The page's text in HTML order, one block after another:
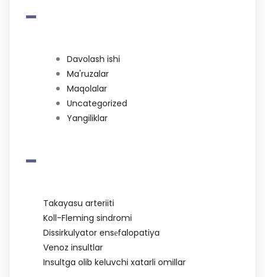
-
Davolash ishi
Ma'ruzalar
Maqolalar
Uncategorized
Yangiliklar
-
Takayasu arteriiti
Koll-Fleming sindromi
Dissirkulyator ensеfalopatiya
Venoz insultlar
Insultga olib keluvchi xatarli omillar